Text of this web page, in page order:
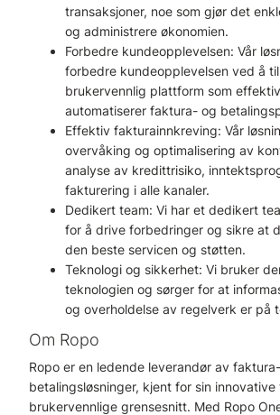
transaksjoner, noe som gjør det
og administrere økonomien.
Forbedre kundeopplevelsen: Vår
forbedre kundeopplevelsen ved å
brukervennlig plattform som
automatiserer faktura- og
Effektiv fakturainnkreving: Vår
overvåking og optimalisering av
analyse av kredittrisiko,
fakturering i alle kanaler.
Dedikert team: Vi har et dedikert
for å drive forbedringer og sikre at
den beste servicen og støtten.
Teknologi og sikkerhet: Vi bruker
teknologien og sørger for at
og overholdelse av regelverk er på
Om Ropo
Ropo er en ledende leverandør av
betalingsløsninger, kjent for sin
brukervennlige grensesnitt. Med Ropo